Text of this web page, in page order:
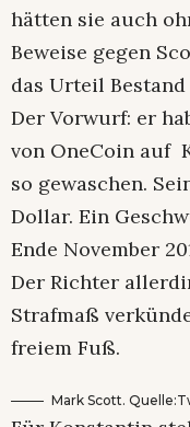
hätten sie auch
Beweise gegen
das Urteil Bestand
Der Vorwurf: er
von OneCoin auf
so gewaschen.
Dollar. Ein
Ende November
Der Richter
Strafmaß
freiem Fuß.
Mark Scott.